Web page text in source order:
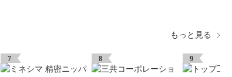
もっと見る
7 8 9